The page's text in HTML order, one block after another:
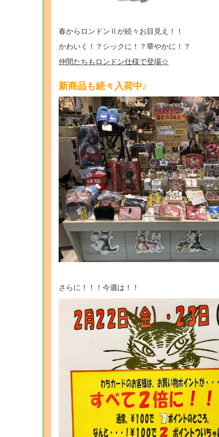
春からロンドンⅡが続々お目見え！！
かわいく！？シックに！？華やかに！？
仲間たちもロンドン仕様で登場☆
新商品も続々入荷中♪
さらに！！！今週は！！